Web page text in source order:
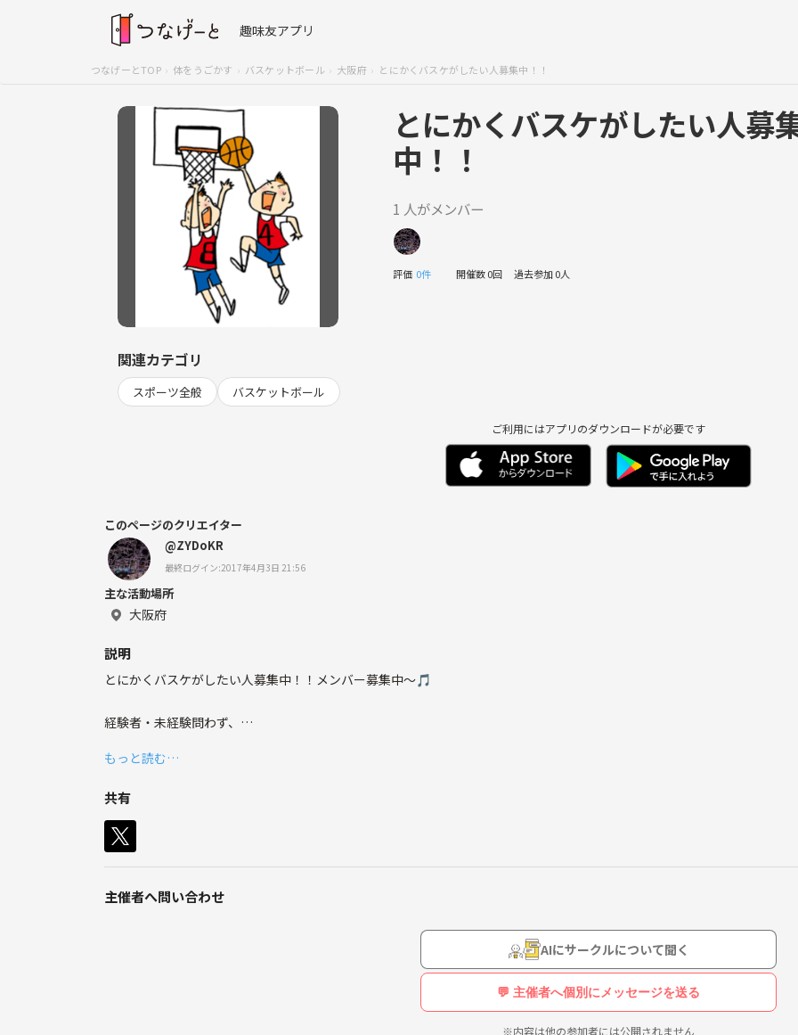
趣味友アプリ
つなげーとTOP 体をうごかす バスケットボール 大阪府 とにかくバスケがしたい人募集中！！
とにかくバスケがしたい人募
中！！
1 人がメンバー
評価 0件 開催数 0回 過去参加 0人
関連カテゴリ
スポーツ全般 バスケットボール
ご利用にはアプリのダウンロードが必要です
このページのクリエイター
@ZYDoKR
最終ログイン:2017年4月3日 21:56
主な活動場所
大阪府
説明
とにかくバスケがしたい人募集中！！メンバー募集中〜🎵
経験者・未経験問わず、
みんなでわいわい楽しみましょう♪
【こんな方を募集してます！】
・バスケが大好き！
・身体を動かしたい！
・新しい友達をつくりたい！
・なにか新しいことをしたい！
もっと読む…
共有
主催者へ問い合わせ
AIにサークルについて聞く
💬 主催者へ個別にメッセージを送る
※内容は他の参加者には公開されません